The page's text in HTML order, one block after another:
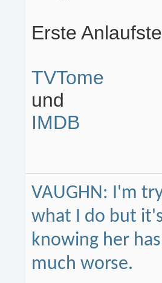
Erste
TVTome
und
IMDB
VAUGHN: I'm
what I do but
knowing her
much worse.